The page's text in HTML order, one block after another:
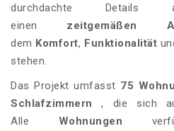
durchdachte Details
einen zeitgemäßen
dem Komfort, Funktionalität
stehen.
Das Projekt umfasst 75
Schlafzimmern, die sich
Alle Wohnungen